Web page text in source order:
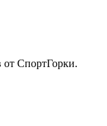
от СпортГорки.